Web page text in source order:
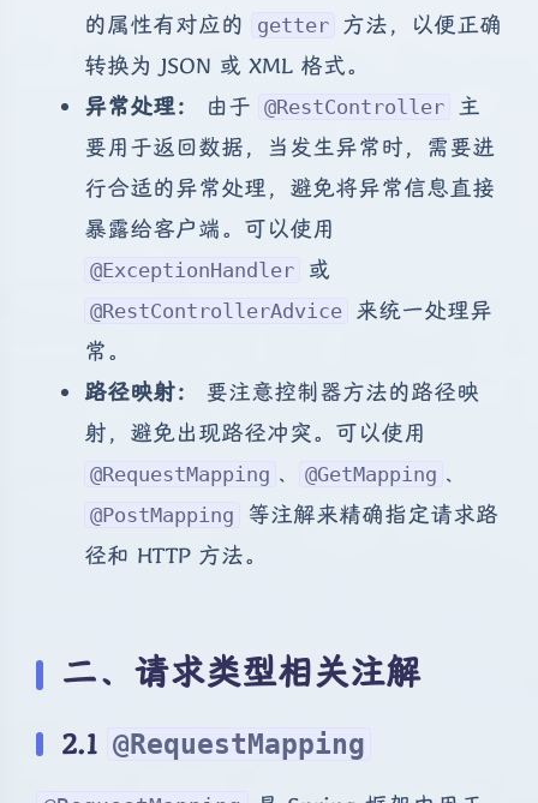
的属性有对应的
getter
方法，以便正确
转换为 JSON 或 XML 格式。
异常处理：
由于 @RestController 主
要用于返回数据，当发生异常时，需要进
行合适的异常处理，避免将异常信息直接
暴露给客户端。可以使用
@ExceptionHandler 或
@RestControllerAdvice 来统一处理异
常。
路径映射：
要注意控制器方法的路径映
射，避免出现路径冲突。可以使用
@RequestMapping 、 @GetMapping 、
@PostMapping
等注解来精确指定请求路
径和 HTTP 方法。
二、请求类型相关注解
2.1 @RequestMapping